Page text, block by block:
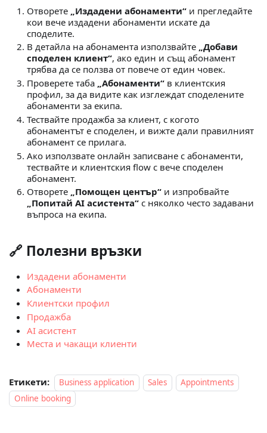
Отворете „Издадени абонаменти“ и прегледайте
кои вече издадени абонаменти искате да
споделите.
В детайла на абонамента използвайте „Добави
споделен клиент“, ако един и същ абонамент
трябва да се ползва от повече от един човек.
Проверете таба „Абонаменти“ в клиентския
профил, за да видите как изглеждат споделените
абонаменти за екипа.
Тествайте продажба за клиент, с когото
абонаментът е споделен, и вижте дали правилният
абонамент се прилага.
Ако използвате онлайн записване с абонаменти,
тествайте и клиентския flow с вече споделен
абонамент.
Отворете „Помощен център“ и изпробвайте
„Попитай AI асистента“ с няколко често задавани
въпроса на екипа.
🔗 Полезни връзки
Издадени абонаменти
Абонаменти
Клиентски профил
Продажба
AI асистент
Места и чакащи клиенти
Етикети: Business application Sales
Appointments
Online booking